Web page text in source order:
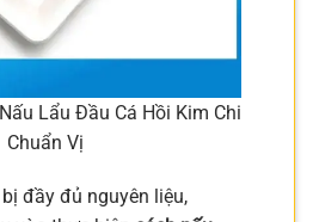
Lẩu Đầu Cá Hồi Kim Chi
Chuẩn Vị
đầy đủ nguyên liệu,